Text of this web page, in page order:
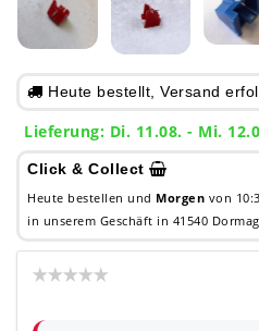
Heute bestellt, Versand
Lieferung: Di. 11.08. - Mi.
Click & Collect
Heute bestellen und Morgen von
in unserem Geschäft in 41540